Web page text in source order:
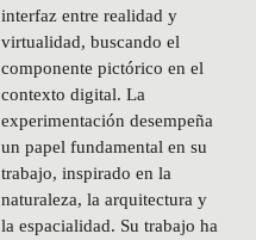
interfaz entre realidad y
virtualidad, buscando el
componente pictórico en el
contexto digital. La
experimentación desempeña
un papel fundamental en su
trabajo, inspirado en la
naturaleza, la arquitectura y
la espacialidad. Su trabajo ha